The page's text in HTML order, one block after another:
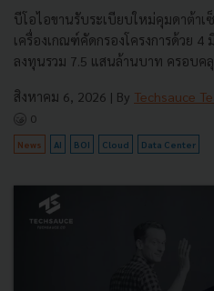
บีโอไอขานรับระเบียบใหม่คุมดาต้า
เครื่องเกณฑ์คัดกรองโครงการด้วย 4
ลงทุนรวม 7.5 แสนล้านบาท ครอบค
สิงหาคม 6, 2026 | By Techsauce
0
News AI BOI Cloud Data Center